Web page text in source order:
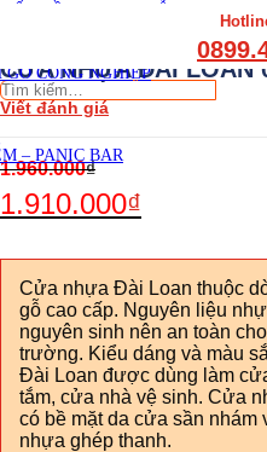
GỖ CÔNG NGHIỆP
– PANIC BAR
Tìm
kiếm:
CỬA NHỰA ĐÀI LOAN
Viết đánh giá
1.960.000₫
1.910.000₫
Cửa nhựa Đài Loan thuộc
gỗ cao cấp. Nguyên liệu
nguyên sinh nên an toàn
trường. Kiểu dáng và màu
Đài Loan được dùng làm
tắm, cửa nhà vệ sinh. Cửa
có bề mặt da cửa sần
nhựa ghép thanh.